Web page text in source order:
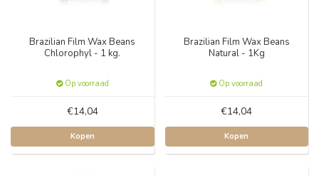
Brazilian Film Wax Beans
Chlorophyl - 1 kg.
Op voorraad
€14,04
Kopen
Brazilian Film Wax Beans
Natural - 1Kg
Op voorraad
€14,04
Kopen